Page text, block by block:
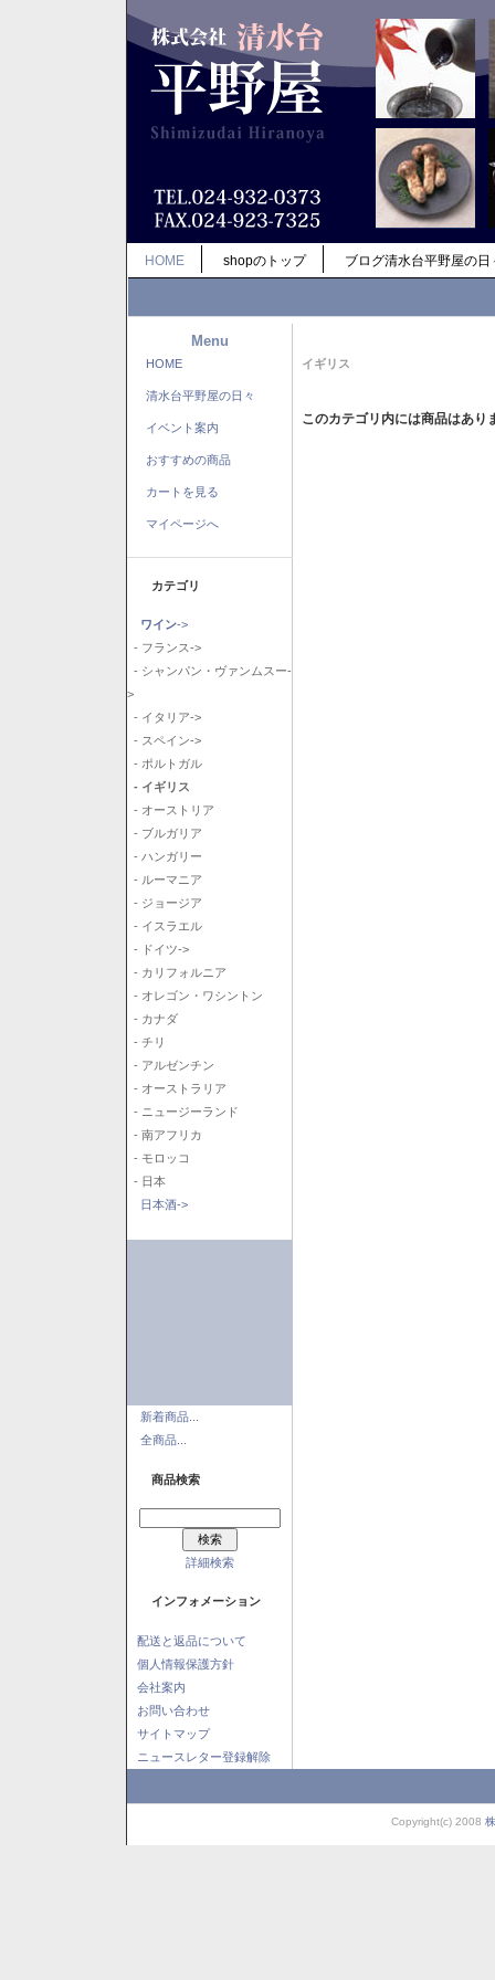
HOME shopのトップ ブログ清水台平野屋の日
Menu
HOME
清水台平野屋の日々
イベント案内
おすすめの商品
カートを見る
マイページへ
カテゴリ
ワイン->
- フランス->
- シャンパン・ヴァンムスー-
>
- イタリア->
- スペイン->
- ポルトガル
- イギリス
- オーストリア
- ブルガリア
- ハンガリー
- ルーマニア
- ジョージア
- イスラエル
- ドイツ->
- カリフォルニア
- オレゴン・ワシントン
- カナダ
- チリ
- アルゼンチン
- オーストラリア
- ニュージーランド
- 南アフリカ
- モロッコ
- 日本
日本酒->
新着商品...
全商品...
商品検索
詳細検索
インフォメーション
配送と返品について
個人情報保護方針
会社案内
お問い合わせ
サイトマップ
ニュースレター登録解除
イギリス
このカテゴリ内には商品はあり
Copyright(c) 2008